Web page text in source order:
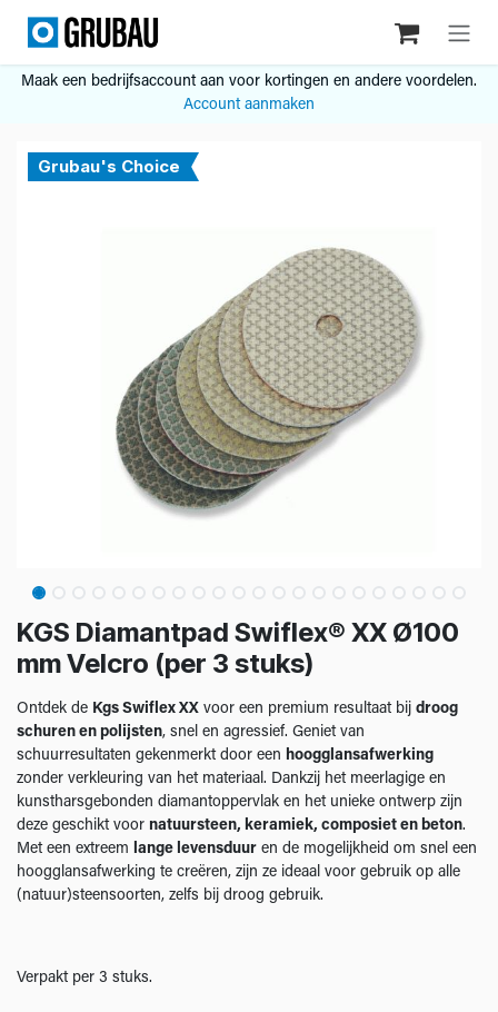
Overslaan naar inhoud
Maak een bedrijfsaccount aan voor kortingen en andere voordelen.
Account aanmaken
Grubau's Choice
KGS Diamantpad Swiflex® XX Ø100
mm Velcro (per 3 stuks)
Ontdek de Kgs Swiflex XX voor een premium resultaat bij droog
schuren en polijsten, snel en agressief. Geniet van
schuurresultaten gekenmerkt door een hoogglansafwerking
zonder verkleuring van het materiaal. Dankzij het meerlagige en
kunstharsgebonden diamantoppervlak en het unieke ontwerp zijn
deze geschikt voor natuursteen, keramiek, composiet en beton.
Met een extreem lange levensduur en de mogelijkheid om snel een
hoogglansafwerking te creëren, zijn ze ideaal voor gebruik op alle
(natuur)steensoorten, zelfs bij droog gebruik.
Verpakt per 3 stuks.